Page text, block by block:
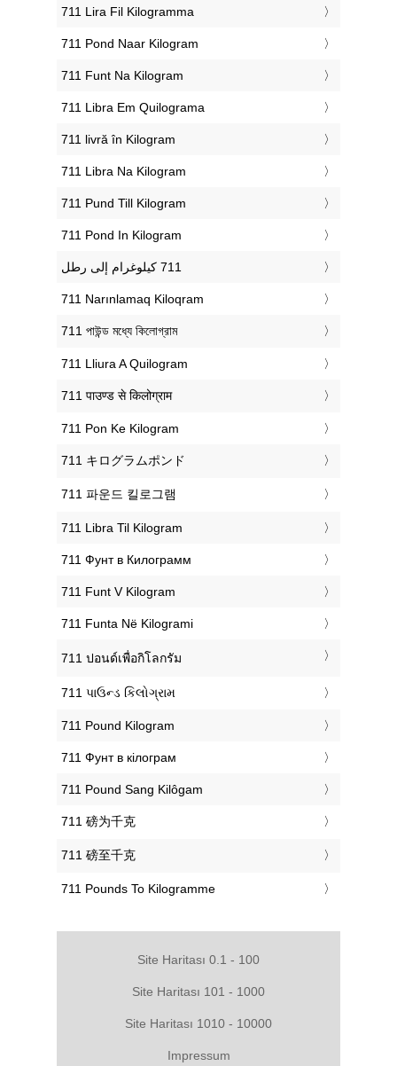
‎711 Lira Fil Kilogramma
‎711 Pond Naar Kilogram
‎711 Funt Na Kilogram
‎711 Libra Em Quilograma
‎711 livră în Kilogram
‎711 Libra Na Kilogram
‎711 Pund Till Kilogram
‎711 Pond In Kilogram
‎711 Narınlamaq Kiloqram
‎711 পাউন্ড মধ্যে কিলোগ্রাম
‎711 Lliura A Quilogram
‎711 पाउण्ड से किलोग्राम
‎711 Pon Ke Kilogram
‎711 キログラムポンド
‎711 파운드 킬로그램
‎711 Libra Til Kilogram
‎711 Фунт в Килограмм
‎711 Funt V Kilogram
‎711 Funta Në Kilogrami
‎711 ปอนด์เพื่อกิโลกรัม
‎711 પાઉન્ડ કિલોગ્રામ
‎711 Pound Kilogram
‎711 Фунт в кілограм
‎711 Pound Sang Kilôgam
‎711 磅为千克
‎711 磅至千克
‎711 Pounds To Kilogramme
Site Haritası 0.1 - 100
Site Haritası 101 - 1000
Site Haritası 1010 - 10000
Impressum